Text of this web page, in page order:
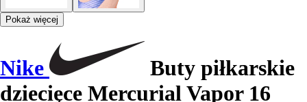
Pokaż więcej
Nike
Buty piłkarskie
dziecięce Mercurial Vapor 16